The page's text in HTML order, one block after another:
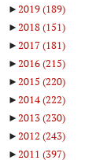
►2019(189)
►2018(151)
►2017(181)
►2016(215)
►2015 (220)
►2014(222)
►2013(230)
►2012 (243)
►2011 (397)